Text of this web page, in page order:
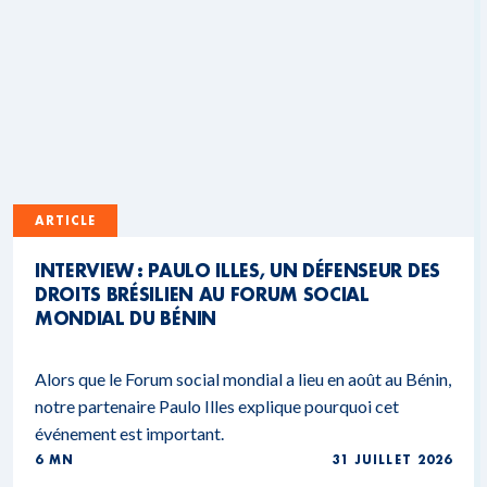
ARTICLE
INTERVIEW : PAULO ILLES, UN DÉFENSEUR DES
DROITS BRÉSILIEN AU FORUM SOCIAL
MONDIAL DU BÉNIN
Alors que le Forum social mondial a lieu en août au Bénin,
notre partenaire Paulo Illes explique pourquoi cet
événement est important.
6 MN 31 JUILLET 2026